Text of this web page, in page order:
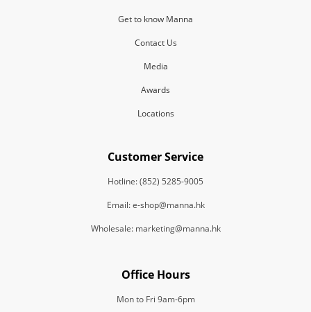
Get to know Manna
Contact Us
Media
Awards
Locations
Customer Service
Hotline: (852) 5285-9005
Email: e-shop@manna.hk
Wholesale: marketing@manna.hk
Office Hours
Mon to Fri 9am-6pm